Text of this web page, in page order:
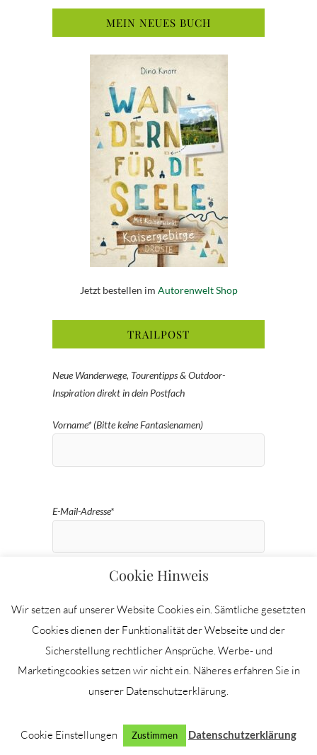
MEIN NEUES BUCH
Jetzt bestellen im Autorenwelt Shop
TRAILPOST
Neue Wanderwege, Tourentipps & Outdoor-
Inspiration direkt in dein Postfach
Vorname* (Bitte keine Fantasienamen)
E-Mail-Adresse*
Ich bestätige die Datenschutzbestimmungen.
Deine E-Mail-Adresse wird ausschließlich für den
den Aktivitäten von Borderherz® Outdoortrails
Newsletter enthaltenen Link abmelden.
Cookie Hinweis
Wir setzen auf unserer Website Cookies ein. Sämtliche gesetzten
Cookies dienen der Funktionalität der Webseite und der
Sicherstellung rechtlicher Ansprüche. Werbe- und
Marketingcookies setzen wir nicht ein. Näheres erfahren Sie in
unserer Datenschutzerklärung.
Cookie Einstellungen Zustimmen Datenschutzerklärung